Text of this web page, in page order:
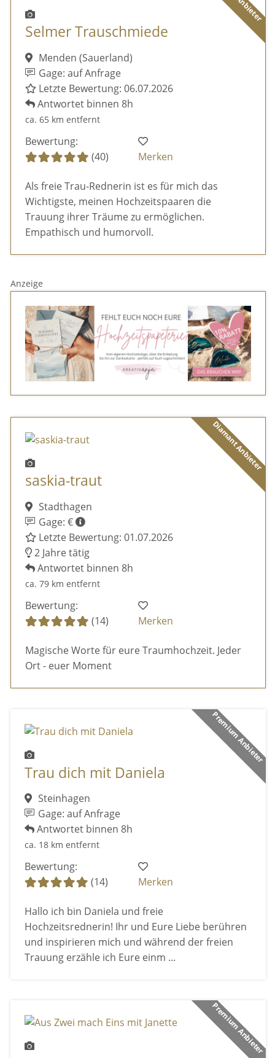
Selmer Trauschmiede
Menden (Sauerland)
Gage: auf Anfrage
Letzte Bewertung: 06.07.2026
Antwortet binnen 8h
ca. 65 km entfernt
Bewertung:
(40)
Merken
Als freie Trau-Rednerin ist es für mich das
Wichtigste, meinen Hochzeitspaaren die
Trauung ihrer Träume zu ermöglichen.
Empathisch und humorvoll.
Anzeige
Diamant Anbieter
saskia-traut
Stadthagen
Gage: €
Letzte Bewertung: 01.07.2026
2 Jahre tätig
Antwortet binnen 8h
ca. 79 km entfernt
Bewertung:
(14)
Merken
Magische Worte für eure Traumhochzeit. Jeder
Ort - euer Moment
Premium Anbieter
Trau dich mit Daniela
Steinhagen
Gage: auf Anfrage
Antwortet binnen 8h
ca. 18 km entfernt
Bewertung:
(14)
Merken
Hallo ich bin Daniela und freie
Hochzeitsrednerin! Ihr und Eure Liebe berühren
und inspirieren mich und während der freien
Trauung erzähle ich Eure einm ...
Premium Anbieter